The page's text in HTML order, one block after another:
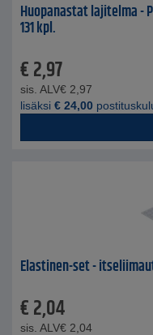
Huopanastat lajitelma -
131 kpl.
€2,97
sis. ALV€ 2,97
lisäksi € 24,00
Elastinen-set -
€2,04
sis. ALV€ 2,04